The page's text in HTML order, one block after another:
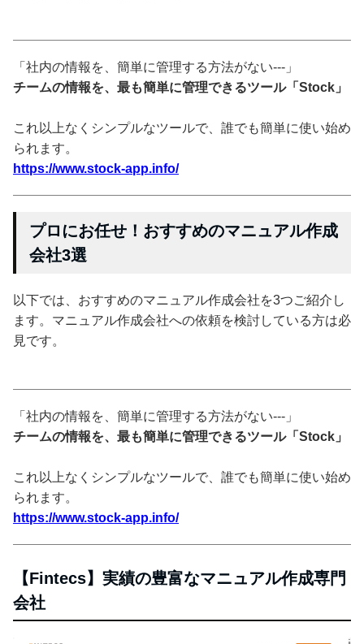
「社内の情報を、簡単に管理する方法がない---」
チームの情報を、最も簡単に管理できるツール「Stock」
これ以上なくシンプルなツールで、誰でも簡単に使い始め
られます。
https://www.stock-app.info/
プロにお任せ！おすすめのマニュアル作成
会社3選
以下では、おすすめのマニュアル作成会社を3つご紹介し
ます。マニュアル作成会社への依頼を検討している方は必
見です。
「社内の情報を、簡単に管理する方法がない---」
チームの情報を、最も簡単に管理できるツール「Stock」
これ以上なくシンプルなツールで、誰でも簡単に使い始め
られます。
https://www.stock-app.info/
【Fintecs】実績の豊富なマニュアル作成専門
会社